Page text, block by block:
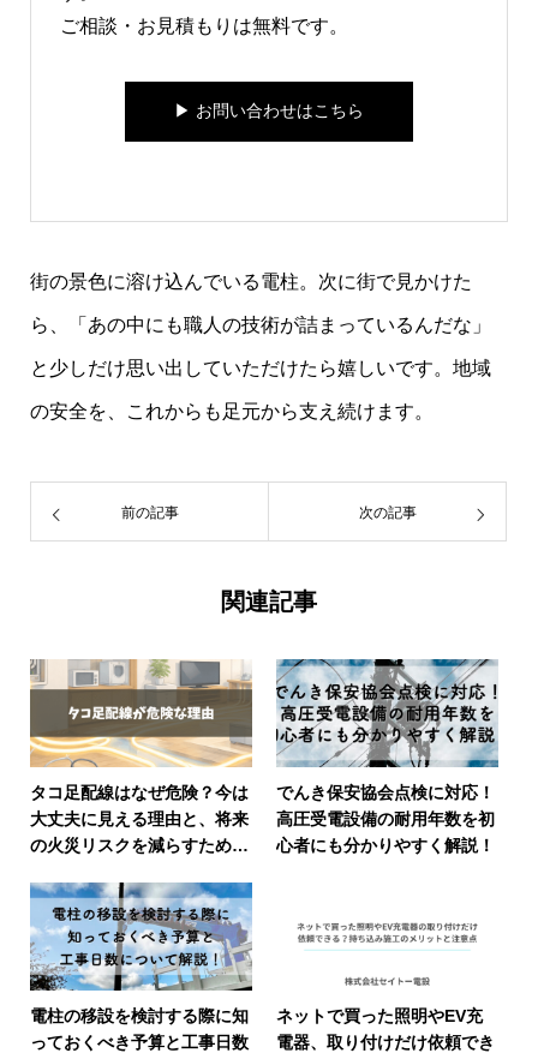
ご相談・お見積もりは無料です。
▶︎ お問い合わせはこちら
街の景色に溶け込んでいる電柱。次に街で見かけた
ら、「あの中にも職人の技術が詰まっているんだな」
と少しだけ思い出していただけたら嬉しいです。地域
の安全を、これからも足元から支え続けます。
前の記事 次の記事
関連記事
タコ足配線はなぜ危険？今は
大丈夫に見える理由と、将来
の火災リスクを減らすための
でんき保安協会点検に対応！
高圧受電設備の耐用年数を初
心者にも分かりやすく解説！
電柱の移設を検討する際に知
っておくべき予算と工事日数
ネットで買った照明やEV充
電器、取り付けだけ依頼でき